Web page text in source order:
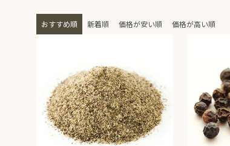
おすすめ順 新着順 価格が安い順 価格が高い順